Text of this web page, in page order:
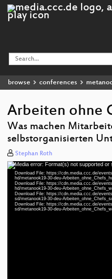
browse conferences
Arbeiten ohne
Was machen
selbstorganisierten
Stephan Roth
Video
Player
Media error: Format(s) not supported or
Download File: https://cdn.media.ccc.de/
hd/metanook19-30-deu-
Download File: https://cdn.media.ccc.de/
hd/metanook19-30-deu-
Download File: https://cdn.media.ccc.de/
sd/metanook19-30-deu-
Download File: https://cdn.media.ccc.de/
sd/metanook19-30-deu-